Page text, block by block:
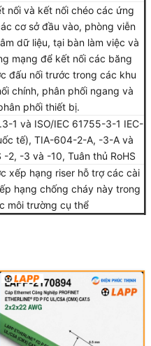
nối và kết nối chéo các ứng
cơ sở đầu vào, phòng viễn
dữ liệu, tại bàn làm việc và
mạng để kết nối các băng
đấu nối trước trong các khu
chính, phân phối ngang và
phối thiết bị.
1 và ISO/IEC 61755-3-1 IEC-
tế), TIA-604-2-A, -3-A và
-2, -3 và -10, Tuân thủ RoHS
xếp hạng riser hỗ trợ các cài
hạng chống cháy này trong
môi trường cụ thể